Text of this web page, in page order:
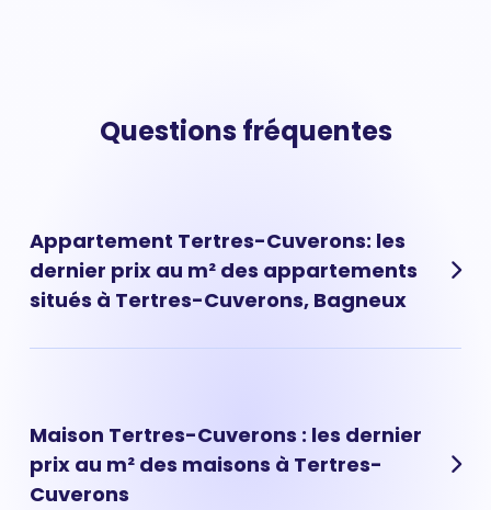
Questions fréquentes
Appartement Tertres-Cuverons: les
dernier prix au m² des appartements
situés à Tertres-Cuverons, Bagneux
Cuverons est de 0 € au m² en moyenne.
Maison Tertres-Cuverons : les dernier
prix au m² des maisons à Tertres-
Cuverons